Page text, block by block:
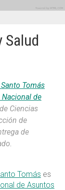
Salud
Tomás
de
Ciencias
de
de
Tomás es
de Asuntos